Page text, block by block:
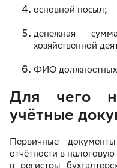
основной посыл;
денежная
хозяйственной
ФИО должностных
Для чего
учётные
Первичные
отчётности в
в регистры